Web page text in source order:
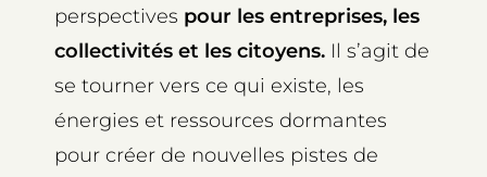
perspectives pour les entreprises, les
collectivités et les citoyens. Il s’agit de
se tourner vers ce qui existe, les
énergies et ressources dormantes
pour créer de nouvelles pistes de